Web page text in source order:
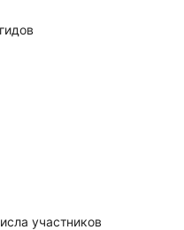
участников